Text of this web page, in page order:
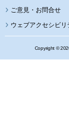
ウェブアクセシビリ
Copyright ©